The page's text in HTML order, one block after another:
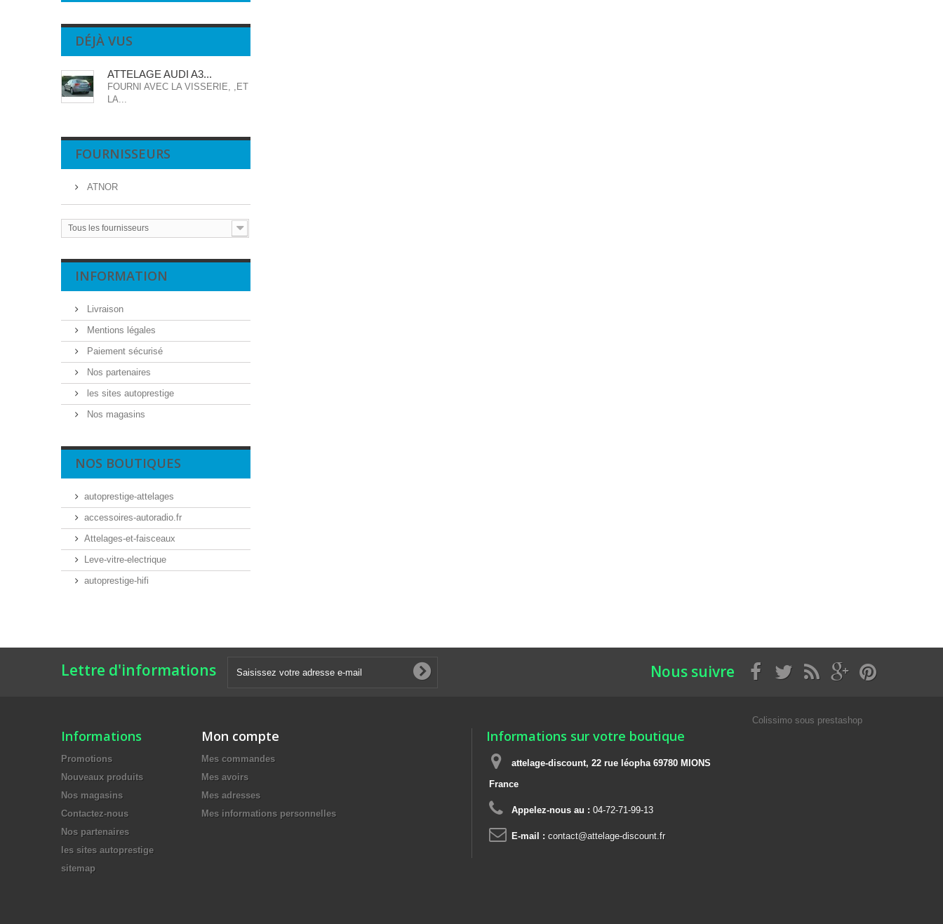
DÉJÀ VUS
ATTELAGE AUDI A3...
FOURNI AVEC LA VISSERIE, ,ET
LA...
FOURNISSEURS
ATNOR
Tous les fournisseurs
INFORMATION
Livraison
Mentions légales
Paiement sécurisé
Nos partenaires
les sites autoprestige
Nos magasins
NOS BOUTIQUES
autoprestige-attelages
accessoires-autoradio.fr
Attelages-et-faisceaux
Leve-vitre-electrique
autoprestige-hifi
Lettre d'informations Nous suivre
Informations
Promotions
Nouveaux produits
Nos magasins
Contactez-nous
Nos partenaires
les sites autoprestige
sitemap
Mon compte
Mes commandes
Mes avoirs
Mes adresses
Mes informations personnelles
Informations sur votre boutique
attelage-discount, 22 rue léopha 69780 MIONS
France
Appelez-nous au : 04-72-71-99-13
E-mail : contact@attelage-discount.fr
Colissimo sous prestashop